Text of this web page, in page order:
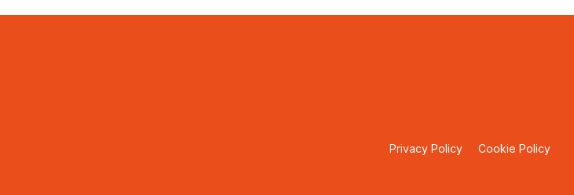
Privacy Policy Cookie Policy